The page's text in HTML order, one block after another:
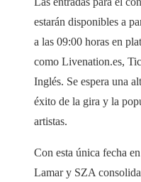
estarán disponibles a
a las 09:00 horas en
como Livenation.es,
Inglés. Se espera una
éxito de la gira y la
artistas.
Con esta única fecha
Lamar y SZA